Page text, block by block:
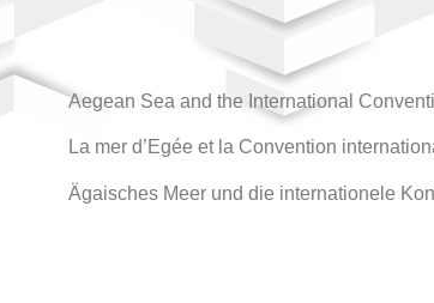
Aegean Sea and the International
La mer d’Egée et la Convention
Ägaisches Meer und die internationele